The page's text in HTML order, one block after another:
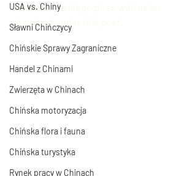
USA vs. Chiny
Sławni Chińczycy
Chińskie Sprawy Zagraniczne
Handel z Chinami
Zwierzęta w Chinach
Chińska motoryzacja
Chińska flora i fauna
Chińska turystyka
Rynek pracy w Chinach
tlumaczchinskiego.pl, as well as for
download under this post.